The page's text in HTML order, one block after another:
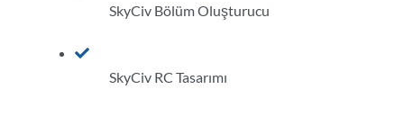
SkyCiv Bölüm Oluşturucu
SkyCiv RC Tasarımı